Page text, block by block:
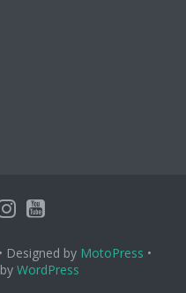
• Designed by MotoPress •
WordPress